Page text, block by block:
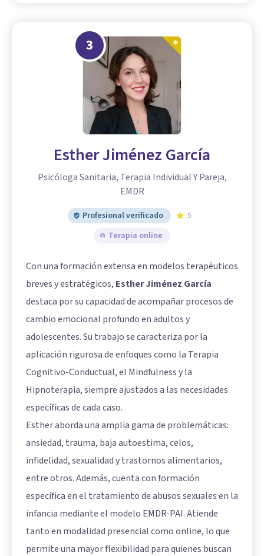
3
Esther Jiménez García
Psicóloga Sanitaria, Terapia Individual Y Pareja,
EMDR
Profesional verificado
5
Terapia online
Con una formación extensa en modelos terapéuticos
breves y estratégicos, Esther Jiménez García
destaca por su capacidad de acompañar procesos de
cambio emocional profundo en adultos y
adolescentes. Su trabajo se caracteriza por la
aplicación rigurosa de enfoques como la Terapia
Cognitivo-Conductual, el Mindfulness y la
Hipnoterapia, siempre ajustados a las necesidades
específicas de cada caso.
Esther aborda una amplia gama de problemáticas:
ansiedad, trauma, baja autoestima, celos,
infidelidad, sexualidad y trastornos alimentarios,
entre otros. Además, cuenta con formación
específica en el tratamiento de abusos sexuales en la
infancia mediante el modelo EMDR-PAI. Atiende
tanto en modalidad presencial como online, lo que
permite una mayor flexibilidad para quienes buscan